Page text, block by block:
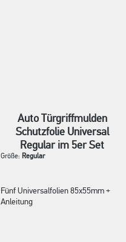
Auto Türgriffmulden
Schutzfolie Universal
Regular im 5er Set
Größe: Regular
Fünf Universalfolien 85x55mm +
Anleitung